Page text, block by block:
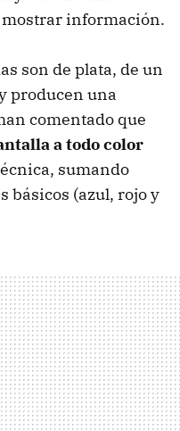
información.
son de plata, de un
producen una
comentado que
a todo color
sumando
básicos (azul, rojo y